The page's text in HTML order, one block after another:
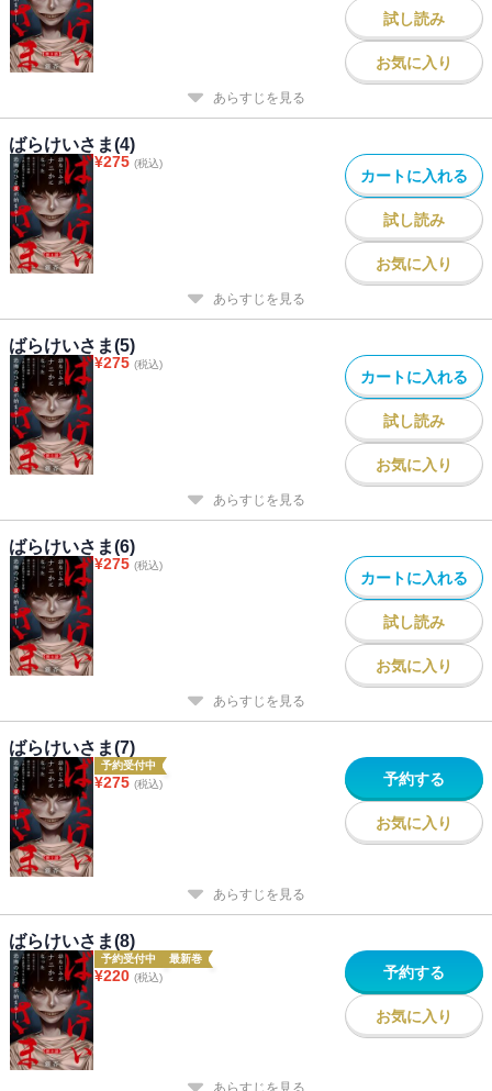
試し読み
お気に入り
あらすじを見る
ばらけいさま(4)
¥275 (税込)
カートに入れる
試し読み
お気に入り
あらすじを見る
ばらけいさま(5)
¥275 (税込)
カートに入れる
試し読み
お気に入り
あらすじを見る
ばらけいさま(6)
¥275 (税込)
カートに入れる
試し読み
お気に入り
あらすじを見る
ばらけいさま(7)
予約受付中
¥275 (税込) 予約する
お気に入り
あらすじを見る
ばらけいさま(8)
予約受付中 最新巻
¥220 (税込) 予約する
お気に入り